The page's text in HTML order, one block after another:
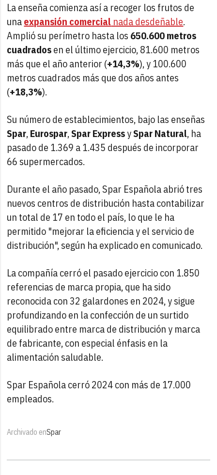
La enseña comienza así a recoger los frutos de
unaexpansión comercial nada desdeñable.
Amplió su perímetro hasta los 650.600 metros
cuadradosen el último ejercicio, 81.600 metros
más que el año anterior (+14,3%), y 100.600
metros cuadrados más que dos años antes
(+18,3%).
Su número de establecimientos, bajo las enseñas
Spar,Eurospar,Spar ExpressySpar Natural, ha
pasado de 1.369 a 1.435 después de incorporar
66 supermercados.
Durante el año pasado, Spar Española abrió tres
nuevos centros de distribución hasta contabilizar
un total de 17 en todo el país, lo que le ha
permitido "mejorar la eficiencia y el servicio de
distribución", según ha explicado en comunicado.
La compañía cerró el pasado ejercicio con 1.850
referencias de marca propia, que ha sido
reconocida con 32 galardones en 2024, y sigue
profundizando en la confección de un surtido
equilibrado entre marca de distribución y marca
de fabricante, con especial énfasis en la
alimentación saludable.
Spar Española cerró 2024 con más de 17.000
empleados.
Archivado enSpar